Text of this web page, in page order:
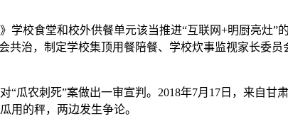
校食堂和校外供餐单元该当推进“互联网+明厨亮灶”
共治，制定学校集顶用餐陪餐、学校炊事监视家长委
农刺死”案做出一审宣判。2018年7月17日，来自甘
用的秤，两边发生争论。